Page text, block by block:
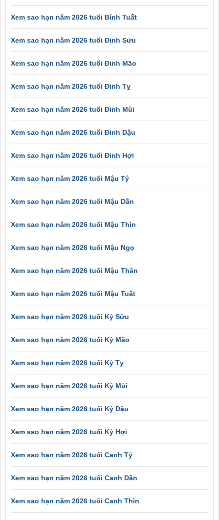
Xem sao hạn năm 2026 tuổi Bính Tuất
Xem sao hạn năm 2026 tuổi Đinh Sửu
Xem sao hạn năm 2026 tuổi Đinh Mão
Xem sao hạn năm 2026 tuổi Đinh Tỵ
Xem sao hạn năm 2026 tuổi Đinh Mùi
Xem sao hạn năm 2026 tuổi Đinh Dậu
Xem sao hạn năm 2026 tuổi Đinh Hợi
Xem sao hạn năm 2026 tuổi Mậu Tý
Xem sao hạn năm 2026 tuổi Mậu Dần
Xem sao hạn năm 2026 tuổi Mậu Thìn
Xem sao hạn năm 2026 tuổi Mậu Ngọ
Xem sao hạn năm 2026 tuổi Mậu Thân
Xem sao hạn năm 2026 tuổi Mậu Tuất
Xem sao hạn năm 2026 tuổi Kỷ Sửu
Xem sao hạn năm 2026 tuổi Kỷ Mão
Xem sao hạn năm 2026 tuổi Kỷ Tỵ
Xem sao hạn năm 2026 tuổi Kỷ Mùi
Xem sao hạn năm 2026 tuổi Kỷ Dậu
Xem sao hạn năm 2026 tuổi Kỷ Hợi
Xem sao hạn năm 2026 tuổi Canh Tý
Xem sao hạn năm 2026 tuổi Canh Dần
Xem sao hạn năm 2026 tuổi Canh Thìn